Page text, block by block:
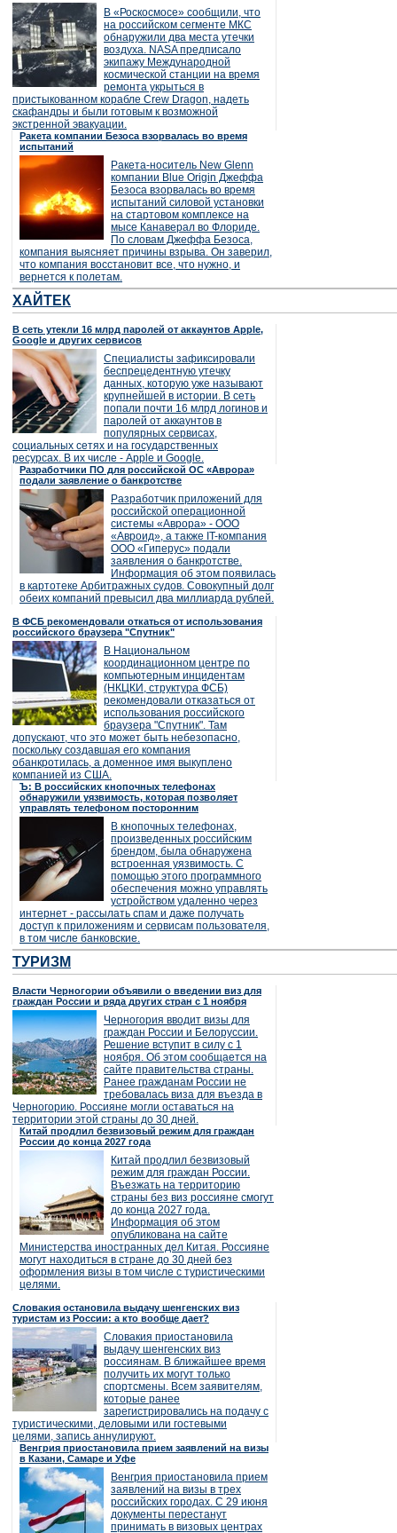
В «Роскосмосе» сообщили, что
на российском сегменте МКС
обнаружили два места утечки
воздуха. NASA предписало
экипажу Международной
космической станции на время
ремонта укрыться в
пристыкованном корабле Crew Dragon, надеть
скафандры и были готовым к возможной
экстренной эвакуации.
Ракета компании Безоса взорвалась во время
испытаний
Ракета-носитель New Glenn
компании Blue Origin Джеффа
Безоса взорвалась во время
испытаний силовой установки
на стартовом комплексе на
мысе Канаверал во Флориде.
По словам Джеффа Безоса,
компания выясняет причины взрыва. Он заверил,
что компания восстановит все, что нужно, и
вернется к полетам.
ХАЙТЕК
В сеть утекли 16 млрд паролей от аккаунтов Apple,
Google и других сервисов
Специалисты зафиксировали
беспрецедентную утечку
данных, которую уже называют
крупнейшей в истории. В сеть
попали почти 16 млрд логинов и
паролей от аккаунтов в
популярных сервисах,
социальных сетях и на государственных
ресурсах. В их числе - Apple и Google.
Разработчики ПО для российской ОС «Аврора»
подали заявление о банкротстве
Разработчик приложений для
российской операционной
системы «Аврора» - ООО
«Авроид», а также IT-компания
ООО «Гиперус» подали
заявления о банкротстве.
Информация об этом появилась
в картотеке Арбитражных судов. Совокупный долг
обеих компаний превысил два миллиарда рублей.
В ФСБ рекомендовали откаться от использования
российского браузера "Спутник"
В Национальном
координационном центре по
компьютерным инцидентам
(НКЦКИ, структура ФСБ)
рекомендовали отказаться от
использования российского
браузера "Спутник". Там
допускают, что это может быть небезопасно,
поскольку создавшая его компания
обанкротилась, а доменное имя выкуплено
компанией из США.
Ъ: В российских кнопочных телефонах
обнаружили уязвимость, которая позволяет
управлять телефоном посторонним
В кнопочных телефонах,
произведенных российским
брендом, была обнаружена
встроенная уязвимость. С
помощью этого программного
обеспечения можно управлять
устройством удаленно через
интернет - рассылать спам и даже получать
доступ к приложениям и сервисам пользователя,
в том числе банковские.
ТУРИЗМ
Власти Черногории объявили о введении виз для
граждан России и ряда других стран с 1 ноября
Черногория вводит визы для
граждан России и Белоруссии.
Решение вступит в силу с 1
ноября. Об этом сообщается на
сайте правительства страны.
Ранее гражданам России не
требовалась виза для въезда в
Черногорию. Россияне могли оставаться на
территории этой страны до 30 дней.
Китай продлил безвизовый режим для граждан
России до конца 2027 года
Китай продлил безвизовый
режим для граждан России.
Въезжать на территорию
страны без виз россияне смогут
до конца 2027 года.
Информация об этом
опубликована на сайте
Министерства иностранных дел Китая. Россияне
могут находиться в стране до 30 дней без
оформления визы в том числе с туристическими
целями.
Словакия остановила выдачу шенгенских виз
туристам из России: а кто вообще дает?
Словакия приостановила
выдачу шенгенских виз
россиянам. В ближайшее время
получить их могут только
спортсмены. Всем заявителям,
которые ранее
зарегистрировались на подачу с
туристическими, деловыми или гостевыми
целями, запись аннулируют.
Венгрия приостановила прием заявлений на визы
в Казани, Самаре и Уфе
Венгрия приостановила прием
заявлений на визы в трех
российских городах. С 29 июня
документы перестанут
принимать в визовых центрах